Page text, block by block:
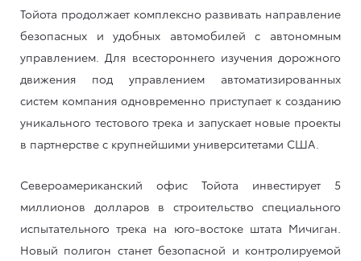
Тойота продолжает комплексно развивать направление
безопасных и удобных автомобилей с автономным
управлением. Для всестороннего изучения дорожного
движения под управлением автоматизированных
систем компания одновременно приступает к созданию
уникального тестового трека и запускает новые проекты
в партнерстве с крупнейшими университетами США.
Североамериканский офис Тойота инвестирует 5
миллионов долларов в строительство специального
испытательного трека на юго-востоке штата Мичиган.
Новый полигон станет безопасной и контролируемой